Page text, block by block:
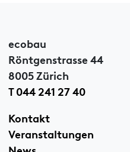
ecobau
Röntgenstrasse 44
8005 Zürich
T 044 241 27 40
Kontakt
Veranstaltungen
News